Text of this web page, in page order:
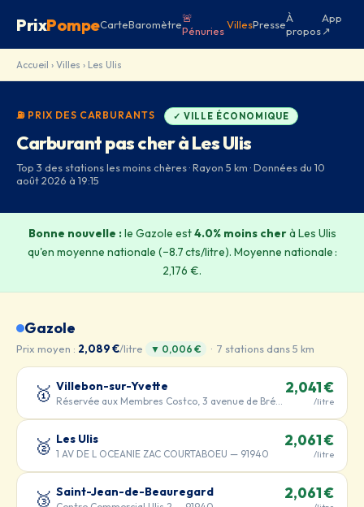
PrixPompeCarteBaromètre🚨
Pénuries VillesPresseÀ
propos
App
↗
Accueil › Villes › Les Ulis
⛽ PRIX DES CARBURANTS ✓ VILLE ÉCONOMIQUE
Carburant pas cher à Les Ulis
Top 3 des stations les moins chères · Rayon 5 km · Données du 10
août 2026 à 19:15
Bonne nouvelle :le Gazole est4.0% moins cherà Les Ulis
qu'en moyenne nationale (−8.7 cts/litre). Moyenne nationale :
2,176 €.
Gazole
Prix moyen : 2,089 €/litre ▼ 0,006 € · 7 stations dans 5 km
🥇 Villebon-sur-Yvette
Réservée aux Membres Costco, 3 avenue de Bréhat — 91140
2,041 €
/litre
🥈 Les Ulis
1 AV DE L OCEANIE ZAC COURTABOEU — 91940
2,061 €
/litre
🥉 Saint-Jean-de-Beauregard 2,061 €